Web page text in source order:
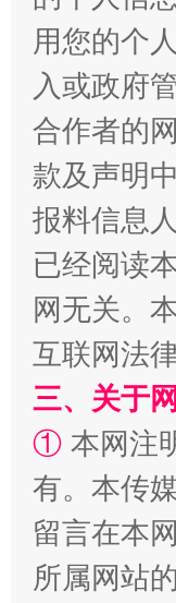
揭批美
解纷+调解
用您的个
入或政府
合作者的
款及声明
报料信息
已经阅读
网无关。
互联网法
三、关于
① 本网注
有。本传
留言在本
所属网站